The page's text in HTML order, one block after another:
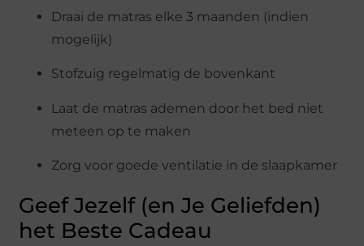
Draai de matras elke 3 maanden (indien
mogelijk)
Stofzuig regelmatig de bovenkant
Laat de matras ademen door het bed niet
meteen op te maken
Zorg voor goede ventilatie in de slaapkamer
Geef Jezelf (en Je Geliefden)
het Beste Cadeau